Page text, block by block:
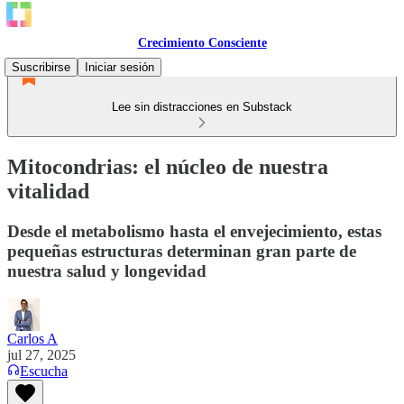
Crecimiento Consciente
Suscribirse
Iniciar sesión
Lee sin distracciones en Substack
Mitocondrias: el núcleo de nuestra
vitalidad
Desde el metabolismo hasta el envejecimiento, estas
pequeñas estructuras determinan gran parte de
nuestra salud y longevidad
Carlos A
jul 27, 2025
Escucha